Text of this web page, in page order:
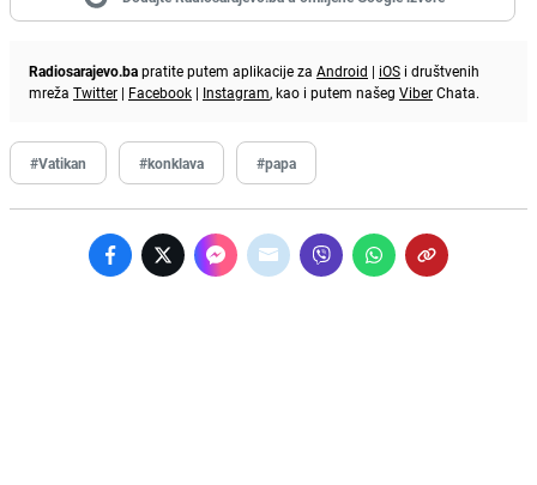
Radiosarajevo.bapratite putem aplikacije za Android | iOS i društvenih
mreža Twitter | Facebook | Instagram, kao i putem našeg ViberChata.
#Vatikan #konklava #papa